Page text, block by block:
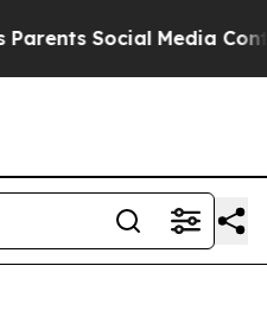
Social Media